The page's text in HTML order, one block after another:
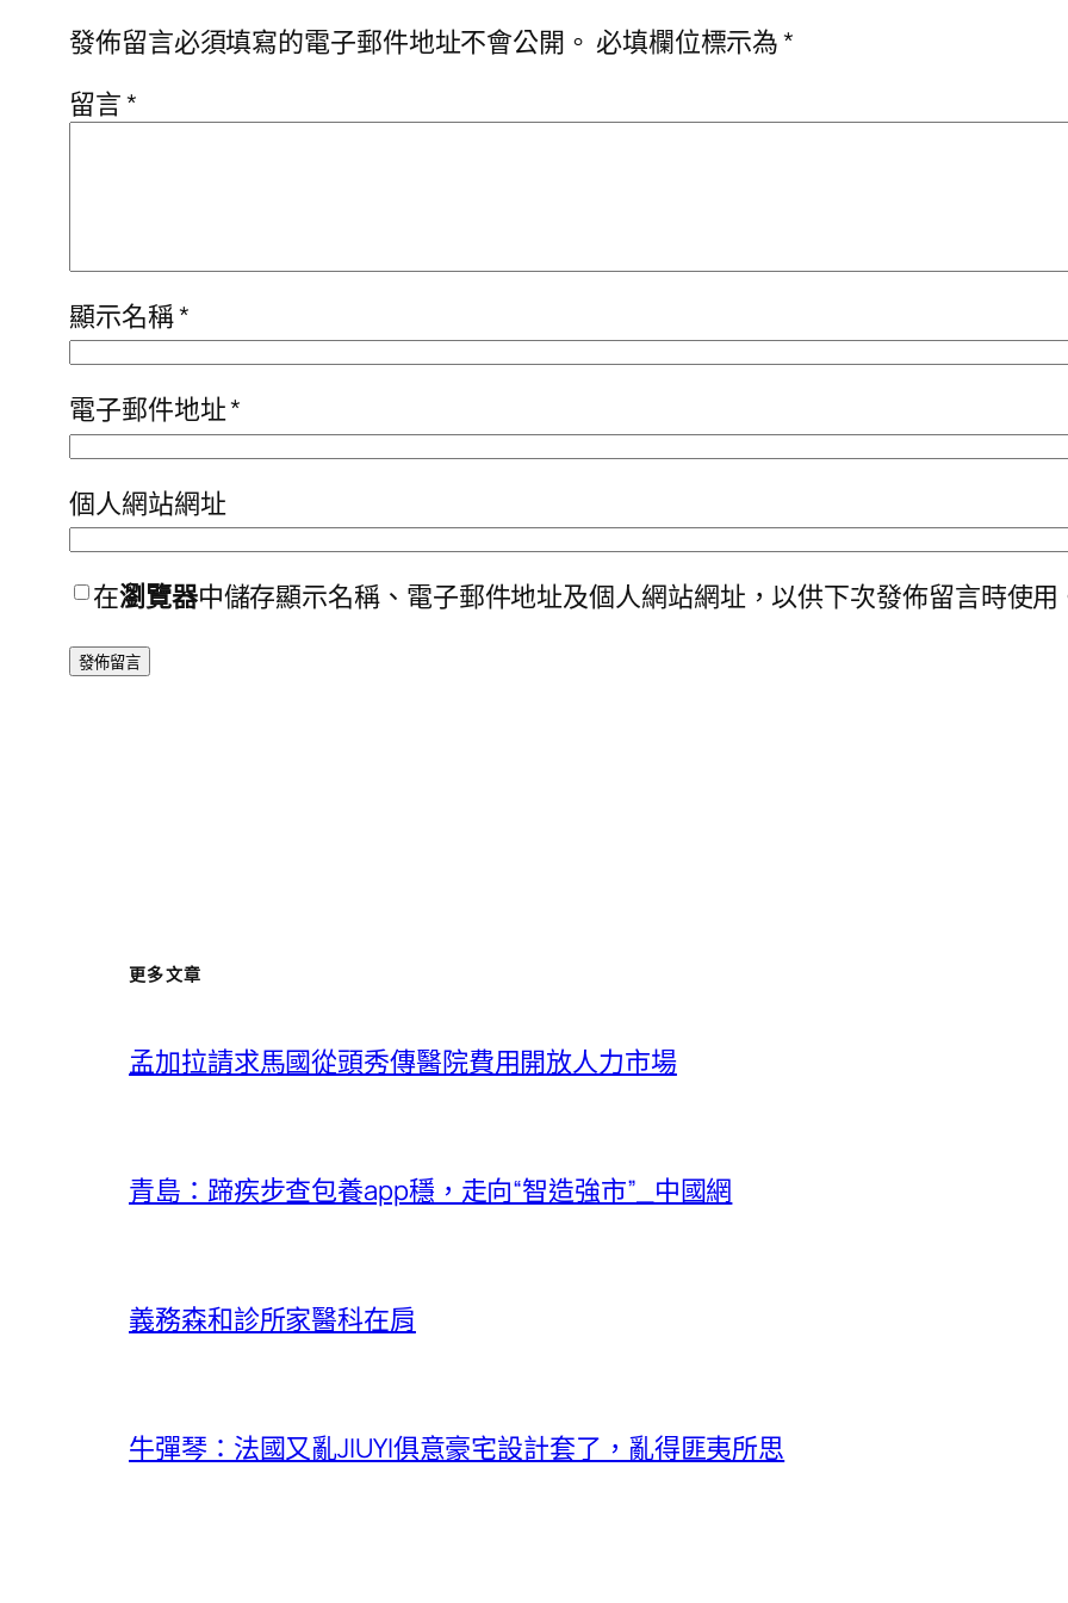
發佈留言必須填寫的電子郵件地址不會公開。 必填欄位標示為*
留言*
顯示名稱*
電子郵件地址*
個人網站網址
在瀏覽器中儲存顯示名稱、電子郵件地址及個人網站網址，以供下次發佈留言時使用
更多文章
孟加拉請求馬國從頭秀傳醫院費用開放人力市場
青島：蹄疾步查包養app穩，走向“智造強市”_中國網
義務森和診所家醫科在肩
牛彈琴：法國又亂JIUYI俱意豪宅設計套了，亂得匪夷所思